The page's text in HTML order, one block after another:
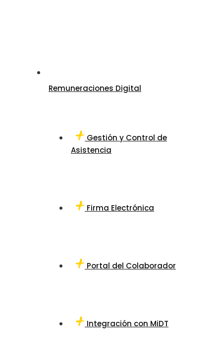
Remuneraciones Digital
Gestión y Control de
Asistencia
Firma Electrónica
Portal del Colaborador
Integración con MiDT